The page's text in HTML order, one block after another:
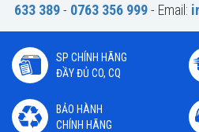
633 389- 0763 356 999- Email:
SP CHÍNH HÃNG
ĐẦY ĐỦ CO, CQ
BẢO HÀNH
CHÍNH HÃNG